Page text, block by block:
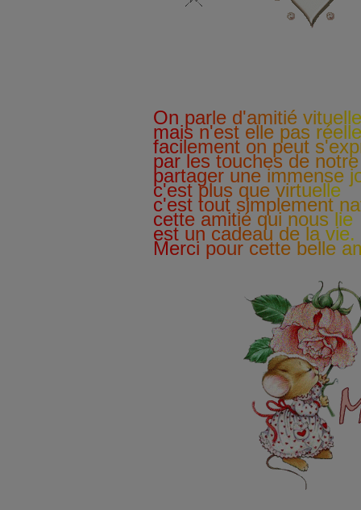
On parle d'amitié vituelle
mais n'est elle pas réelle
facilement on peut s'exp
par les touches de notre
partager une immense j
c'est plus que virtuelle
c'est tout simplement na
cette amitié qui nous lie
est un cadeau de la vie.
Merci pour cette belle a